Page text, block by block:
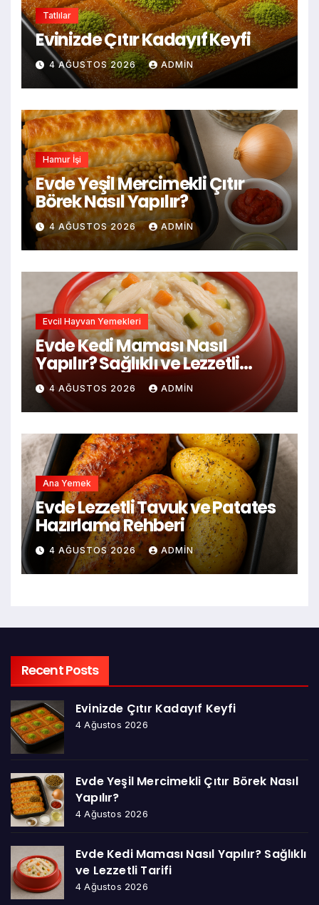
Tatlılar
Evinizde Çıtır Kadayıf Keyfi
4 AĞUSTOS 2026 ADMIN
Hamur İşi
Evde Yeşil Mercimekli Çıtır
Börek Nasıl Yapılır?
4 AĞUSTOS 2026 ADMIN
Evcil Hayvan Yemekleri
Evde Kedi Maması Nasıl
Yapılır? Sağlıklı ve Lezzetli
Tarifi
4 AĞUSTOS 2026 ADMIN
Ana Yemek
Evde Lezzetli Tavuk ve Patates
Hazırlama Rehberi
4 AĞUSTOS 2026 ADMIN
Recent Posts
Evinizde Çıtır Kadayıf Keyfi
4 Ağustos 2026
Evde Yeşil Mercimekli Çıtır Börek Nasıl
Yapılır?
4 Ağustos 2026
Evde Kedi Maması Nasıl Yapılır? Sağlıklı
ve Lezzetli Tarifi
4 Ağustos 2026